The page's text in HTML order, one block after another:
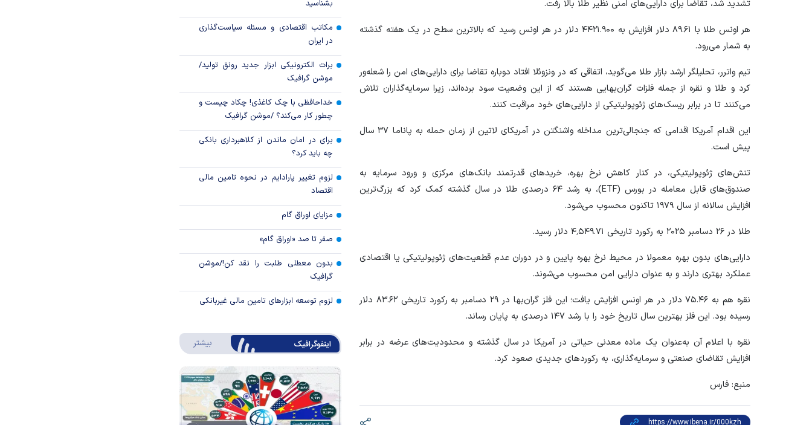
تشدید شد، تقاضا برای دارایی‌های امنی نظیر طلا بالا رفت.
هر اونس طلا با ۸۹.۶۱ دلار افزایش به ۴۴۲۱.۹۰۰ دلار در هر اونس رسید که بالاترین سطح در یک هفته گذشته
به شمار می‌رود.
تیم واترر، تحلیلگر ارشد بازار طلا می‌گوید، اتفاقی که در ونزوئلا افتاد دوباره تقاضا برای دارایی‌های امن را شعله‌ور
کرد و طلا و نقره از جمله فلزات گران‌بهایی هستند که از این وضعیت سود برده‌اند، زیرا سرمایه‌گذاران تلاش
می‌کنند تا در برابر ریسک‌های ژئوپولیتیکی از دارایی‌های خود مراقبت کنند.
این اقدام آمریکا اقدامی که جنجالی‌ترین مداخله واشنگتن در آمریکای لاتین از زمان حمله به پاناما ۳۷ سال
پیش است.
تنش‌های ژئوپولیتیکی، در کنار کاهش نرخ بهره، خرید‌های قدرتمند بانک‌های مرکزی و ورود سرمایه به
صندوق‌های قابل معامله در بورس (ETF)، به رشد ۶۴ درصدی طلا در سال گذشته کمک کرد که بزرگ‌ترین
افزایش سالانه از سال ۱۹۷۹ تاکنون محسوب می‌شود.
طلا در ۲۶ دسامبر ۲۰۲۵ به رکورد تاریخی ۴٬۵۴۹.۷۱ دلار رسید.
دارایی‌های بدون بهره معمولا در محیط نرخ بهره پایین و در دوران عدم قطعیت‌های ژئوپولیتیکی یا اقتصادی
عملکرد بهتری دارند و به عنوان دارایی امن محسوب می‌شوند.
نقره هم به ۷۵.۴۶ دلار در هر اونس افزایش یافت؛ این فلز گران‌بها در ۲۹ دسامبر به رکورد تاریخی ۸۳.۶۲ دلار
رسیده بود. این فلز بهترین سال تاریخ خود را با رشد ۱۴۷ درصدی به پایان رساند.
نقره با اعلام آن به‌عنوان یک ماده معدنی حیاتی در آمریکا در سال گذشته و محدودیت‌های عرضه در برابر
افزایش تقاضای صنعتی و سرمایه‌گذاری، به رکورد‌های جدیدی صعود کرد.
منبع: فارس
ارزهای راکد در مسیر تولید؛ «گواهی
سپرده ارزی» چه می‌کند؟
پرچم بانک سرمایه بر فراز قله دماوند به
اهتزاز درآمد
بشناسید
مکاتب اقتصادی و مسئله سیاست‌گذاری
در ایران
برات الکترونیکی ابزار جدید رونق تولید/
موشن گرافیک
خداحافظی با چک کاغذی! چکاد چیست و
چطور کار می‌کند؟ /موشن گرافیک
برای در امان ماندن از کلاهبرداری بانکی
چه باید کرد؟
لزوم تغییر پارادایم در نحوه تامین مالی
اقتصاد
مزایای اوراق گام
صفر تا صد «اوراق گام»
بدون معطلی طلبت را نقد کن!/موشن
گرافیک
لزوم توسعه ابزارهای تامین مالی غیربانکی
اینفوگرافیک بیشتر درباره اینفوگرافیک